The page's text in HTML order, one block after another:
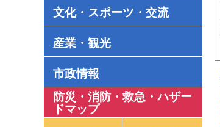
文化・スポーツ・交流
産業・観光
市政情報
防災・消防・救急 ・ハザー
ドマップ